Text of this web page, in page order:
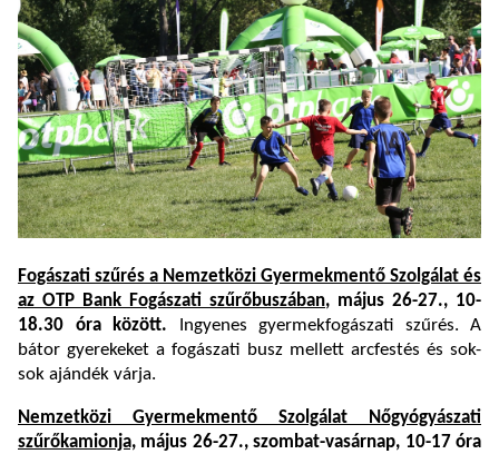
Fogászati szűrés a Nemzetközi Gyermekmentő Szolgálat és
az OTP Bank Fogászati szűrőbuszában, május 26-27., 10-
18.30 óra között.
Ingyenes gyermekfogászati szűrés. A
bátor gyerekeket a fogászati busz mellett arcfestés és sok-
sok ajándék várja.
Nemzetközi Gyermekmentő Szolgálat Nőgyógyászati
szűrőkamionja, május 26-27., szombat-vasárnap, 10-17 óra